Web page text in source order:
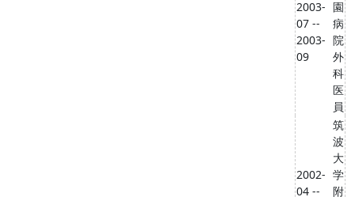
2003-
07 --
2003-
09
園
病
院
外
科
医
員
2002-
04 --
筑
波
大
学
附